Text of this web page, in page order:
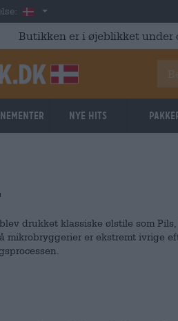
Danmark
Butikken er i øjeblikket under
Nye hits
drukket klassiske ølstile som
mikrobryggerier er ekstremt ivrige